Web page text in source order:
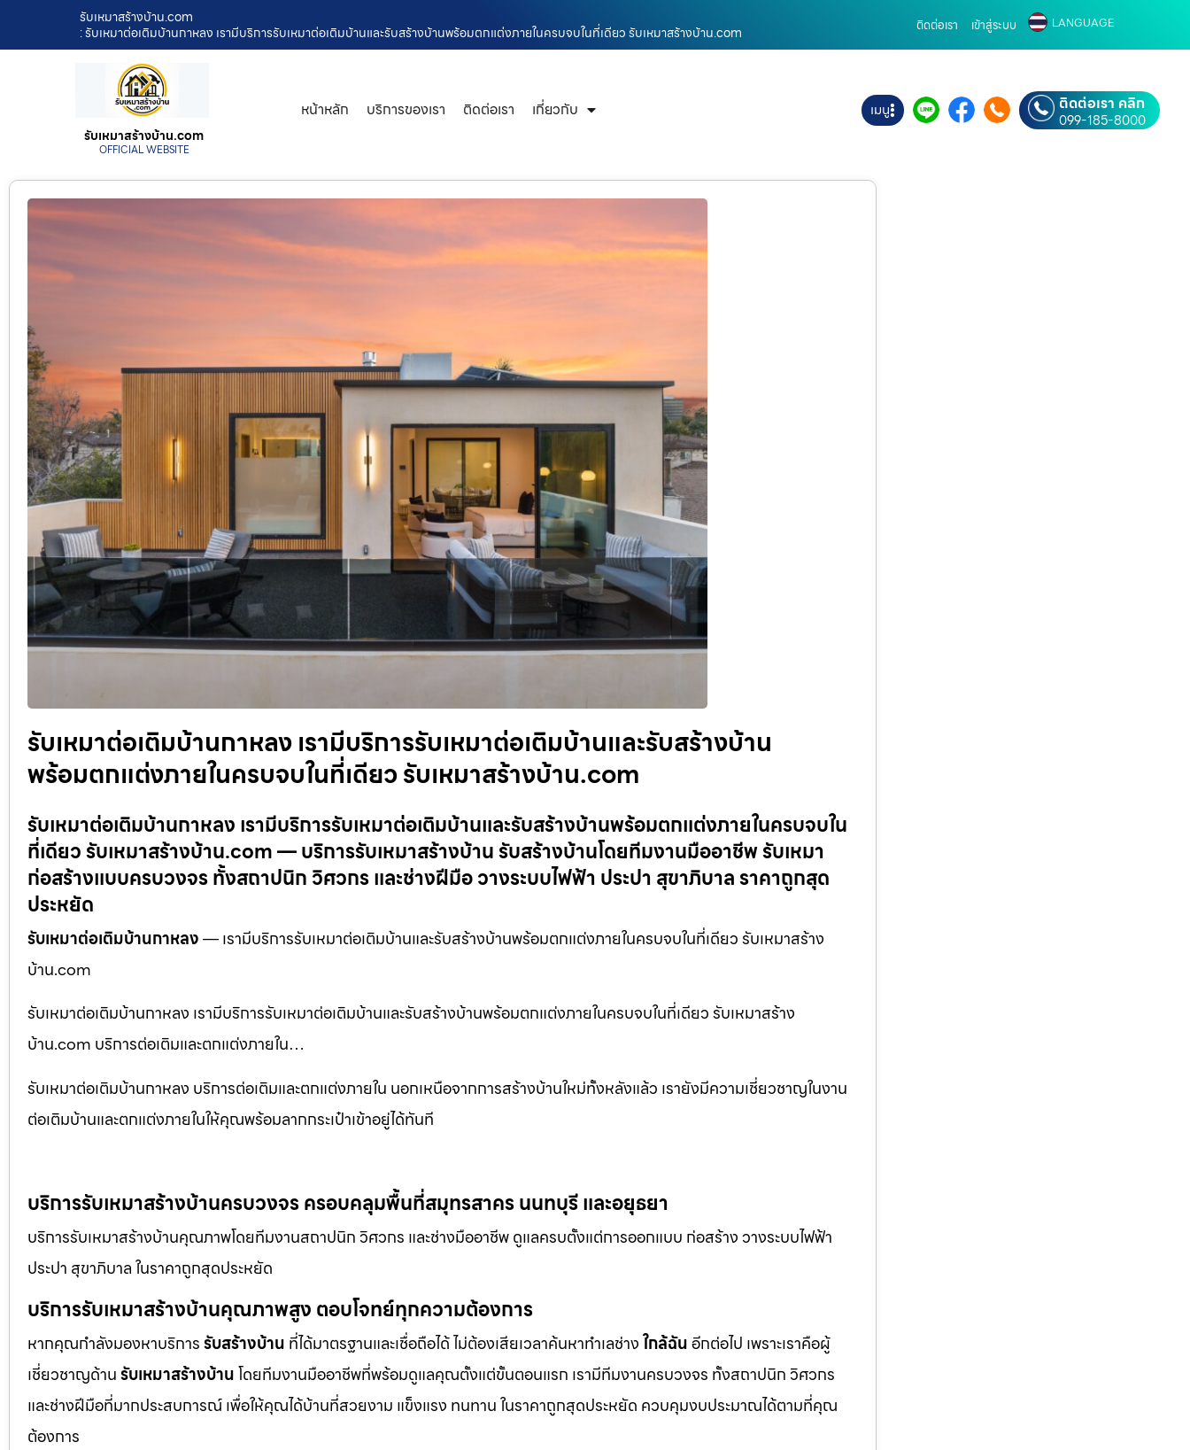
รับเหมาสร้างบ้าน.com
: รับเหมาต่อเติมบ้านกาหลง เรามีบริการรับเหมาต่อเติมบ้านและรับสร้างบ้านพร้อมตกแต่งภายในครบจบในที่เดียว รับเหมาสร้างบ้าน.com
ติดต่อเรา เข้าสู่ระบบ LANGUAGE
รับเหมาสร้างบ้าน.com
OFFICIAL WEBSITE
หน้าหลัก บริการของเรา ติดต่อเรา เกี่ยวกับ เมนู ติดต่อเรา คลิก
099-185-8000
รับเหมาต่อเติมบ้านกาหลง เรามีบริการรับเหมาต่อเติมบ้านและรับสร้างบ้าน
พร้อมตกแต่งภายในครบจบในที่เดียว รับเหมาสร้างบ้าน.com
รับเหมาต่อเติมบ้านกาหลง เรามีบริการรับเหมาต่อเติมบ้านและรับสร้างบ้านพร้อมตกแต่งภายในครบจบใน
ที่เดียว รับเหมาสร้างบ้าน.com — บริการรับเหมาสร้างบ้าน รับสร้างบ้านโดยทีมงานมืออาชีพ รับเหมา
ก่อสร้างแบบครบวงจร ทั้งสถาปนิก วิศวกร และช่างฝีมือ วางระบบไฟฟ้า ประปา สุขาภิบาล ราคาถูกสุด
ประหยัด
รับเหมาต่อเติมบ้านกาหลง— เรามีบริการรับเหมาต่อเติมบ้านและรับสร้างบ้านพร้อมตกแต่งภายในครบจบในที่เดียว รับเหมาสร้าง
บ้าน.com
รับเหมาต่อเติมบ้านกาหลง เรามีบริการรับเหมาต่อเติมบ้านและรับสร้างบ้านพร้อมตกแต่งภายในครบจบในที่เดียว รับเหมาสร้าง
บ้าน.com บริการต่อเติมและตกแต่งภายใน…
รับเหมาต่อเติมบ้านกาหลง บริการต่อเติมและตกแต่งภายใน นอกเหนือจากการสร้างบ้านใหม่ทั้งหลังแล้ว เรายังมีความเชี่ยวชาญในงาน
ต่อเติมบ้านและตกแต่งภายในให้คุณพร้อมลากกระเป๋าเข้าอยู่ได้ทันที
บริการรับเหมาสร้างบ้านครบวงจร ครอบคลุมพื้นที่สมุทรสาคร นนทบุรี และอยุธยา
บริการรับเหมาสร้างบ้านคุณภาพโดยทีมงานสถาปนิก วิศวกร และช่างมืออาชีพ ดูแลครบตั้งแต่การออกแบบ ก่อสร้าง วางระบบไฟฟ้า
ประปา สุขาภิบาล ในราคาถูกสุดประหยัด
บริการรับเหมาสร้างบ้านคุณภาพสูง ตอบโจทย์ทุกความต้องการ
หากคุณกำลังมองหาบริการรับสร้างบ้าน ที่ได้มาตรฐานและเชื่อถือได้ ไม่ต้องเสียเวลาค้นหาทำเลช่างใกล้ฉันอีกต่อไป เพราะเราคือผู้
เชี่ยวชาญด้านรับเหมาสร้างบ้านโดยทีมงานมืออาชีพที่พร้อมดูแลคุณตั้งแต่ขั้นตอนแรก เรามีทีมงานครบวงจร ทั้งสถาปนิก วิศวกร
และช่างฝีมือที่มากประสบการณ์ เพื่อให้คุณได้บ้านที่สวยงาม แข็งแรง ทนทาน ในราคาถูกสุดประหยัด ควบคุมงบประมาณได้ตามที่คุณ
ต้องการ